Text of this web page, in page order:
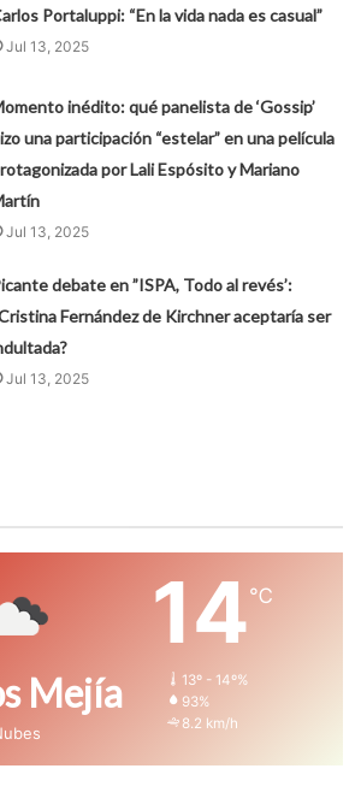
Portaluppi: “En la vida nada es casual”
Jul 13, 2025
inédito: qué panelista de ‘Gossip’
una participación “estelar” en una película
por Lali Espósito y Mariano
Jul 13, 2025
debate en ”ISPA, Todo al revés’:
Fernández de Kirchner aceptaría ser
Jul 13, 2025
Mejía
14℃
13º - 14º%
93%
8.2 km/h